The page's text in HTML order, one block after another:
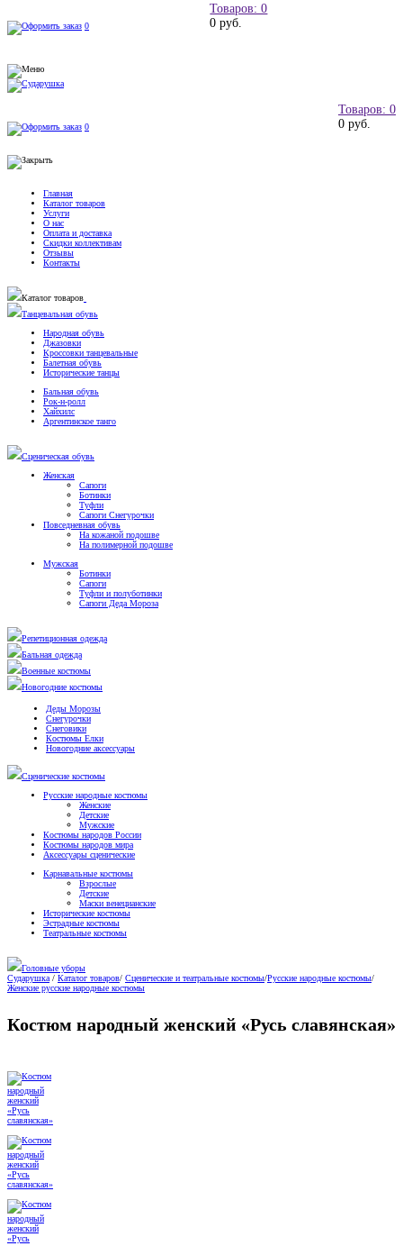
Товаров: 0
0 руб.
0
Товаров: 0
0 руб.
0
Главная
Каталог товаров
Услуги
О нас
Оплата и доставка
Скидки коллективам
Отзывы
Контакты
Каталог товаров
Танцевальная обувь
Народная обувь
Джазовки
Кроссовки танцевальные
Балетная обувь
Исторические танцы
Бальная обувь
Рок-н-ролл
Хайхилс
Аргентинское танго
Сценическая обувь
Женская
Сапоги
Ботинки
Туфли
Сапоги Снегурочки
Повседневная обувь
На кожаной подошве
На полимерной подошве
Мужская
Ботинки
Сапоги
Туфли и полуботинки
Сапоги Деда Мороза
Репетиционная одежда
Бальная одежда
Военные костюмы
Новогодние костюмы
Деды Морозы
Снегурочки
Снеговики
Костюмы Елки
Новогодние аксессуары
Сценические костюмы
Русские народные костюмы
Женские
Детские
Мужские
Костюмы народов России
Костюмы народов мира
Аксессуары сценические
Карнавальные костюмы
Взрослые
Детские
Маски венецианские
Исторические костюмы
Эстрадные костюмы
Театральные костюмы
Головные уборы
Сударушка / Каталог товаров/ Сценические и театральные костюмы/Русские народные костюмы/
Женские русские народные костюмы
Костюм народный женский «Русь славянская»